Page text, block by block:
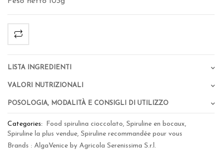
Lista Ingredienti
Valori Nutrizionali
Posologia, Modalità e Consigli di Utilizzo
Categories: Food spirulina cioccolato, Spiruline en bocaux,
Spiruline la plus vendue, Spiruline recommandée pour vous
Brands : AlgaVenice by Agricola Serenissima S.r.l.